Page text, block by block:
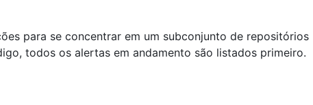
para se concentrar em um subconjunto de repositórios
todos os alertas em andamento são listados primeiro.